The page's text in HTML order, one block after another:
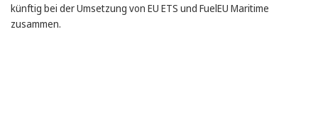
künftig bei der Umsetzung von EU ETS und FuelEU Maritime
zusammen.